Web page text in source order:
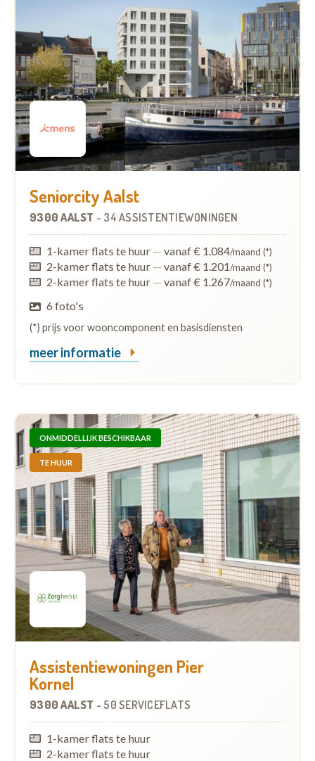
Seniorcity Aalst
9300 AALST - 34 ASSISTENTIEWONINGEN
1-kamer flats te huur — vanaf € 1.084/maand (*)
2-kamer flats te huur — vanaf € 1.201/maand (*)
2-kamer flats te huur — vanaf € 1.267/maand (*)
6 foto's
(*) prijs voor wooncomponent en basisdiensten
meer informatie
ONMIDDELLIJK BESCHIKBAAR
TE HUUR
Assistentiewoningen Pier
Kornel
9300 AALST - 50 SERVICEFLATS
1-kamer flats te huur
2-kamer flats te huur